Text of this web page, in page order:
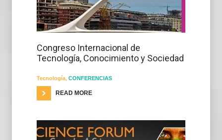
Congreso Internacional de
Tecnología, Conocimiento y Sociedad
Tecnología, CONFERENCIAS
READ MORE